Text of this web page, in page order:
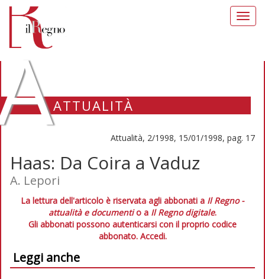
ATTUALITÀ
Attualità, 2/1998, 15/01/1998, pag. 17
Haas: Da Coira a Vaduz
A. Lepori
La lettura dell'articolo è riservata agli abbonati a Il Regno -
attualità e documentio a Il Regno digitale.
Gli abbonati possono autenticarsi con il proprio codice
abbonato. Accedi.
Leggi anche